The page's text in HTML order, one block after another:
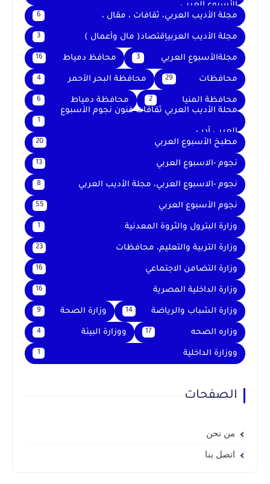
الأسبوع العربي
مجلة الأديب العربي، ثقافات ، مقال ، 6
مجلة الأديب العربيإقتصاد( مال وأعمال ) 3
مجلةالأسبوع العربي 3 محافظ دمياط 16
محافظات 29 محافظة البحر الأحمر 4
محافظة المنيا 2 محافظة دمياط 6
محلة الأديب العربي ثقافات فنون نجوم الأسبوع
العربي أدب
1
مطبخ الأسبوع العربي 20
نجوم -الاسبوع العربي 13
نجوم -الاسبوع العربي، مجلة الأديب العربي 8
نجوم الأسبوع العربي 55
وزارة البترول والثروة المعدنية 1
وزارة التربية والتعليم، محافظات 23
وزارة التضامن الاجتماعي 16
وزارة الداخلية المصرية 16
وزارة الشباب والرياضة 14 وزارة الصحة 9
وزاره الصحه 17 ووزارة البيئة 4
ووزارة الداخلية 1
الصفحات
من نحن
اتصل بنا